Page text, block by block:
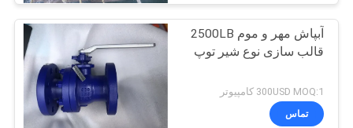
دریچه چک NRV
15
آبپاش مهر و موم 2500LB
قالب سازی نوع شیر توپ
300USD MOQ:1 کامپیوتر
تماس